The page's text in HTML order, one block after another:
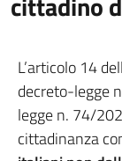
L’articolo 14
decreto-legge
legge n. 74/
cittadinanza